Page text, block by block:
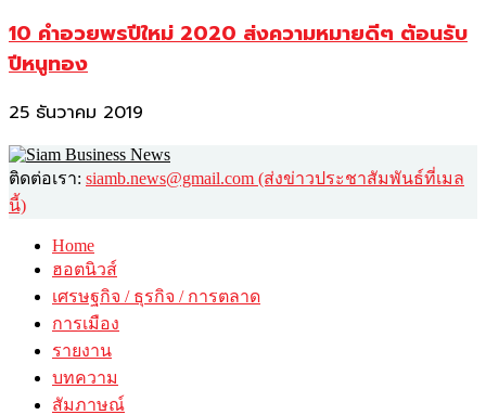
10 คำอวยพรปีใหม่ 2020 ส่งความหมายดีๆ ต้อนรับ
ปีหนูทอง
25 ธันวาคม 2019
ติดต่อเรา: siamb.news@gmail.com (ส่งข่าวประชาสัมพันธ์ที่เมล
นี้)
Home
ฮอตนิวส์
เศรษฐกิจ / ธุรกิจ / การตลาด
การเมือง
รายงาน
บทความ
สัมภาษณ์